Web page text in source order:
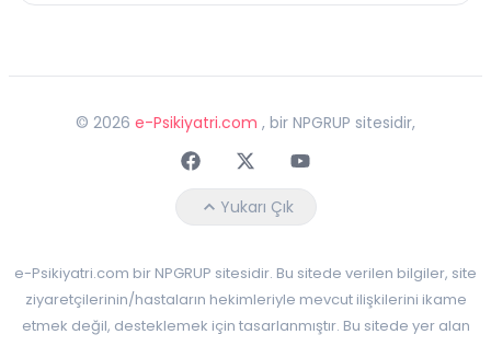
© 2026 e-Psikiyatri.com , bir NPGRUP sitesidir,
FaceebokTwitterYoutube
Yukarı Çık
e-Psikiyatri.com bir NPGRUP sitesidir. Bu sitede verilen bilgiler, site
ziyaretçilerinin/hastaların hekimleriyle mevcut ilişkilerini ikame
etmek değil, desteklemek için tasarlanmıştır. Bu sitede yer alan